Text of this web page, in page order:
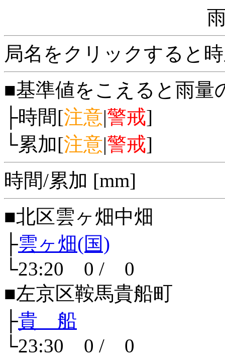
局名をクリックすると
■基準値をこえると雨量
├時間[注意|警戒]
└累加[注意|警戒]
時間/累加 [mm]
■北区雲ヶ畑中畑
├雲ヶ畑(国)
└23:20 0 / 0
■左京区鞍馬貴船町
├貴 船
└23:30 0 / 0